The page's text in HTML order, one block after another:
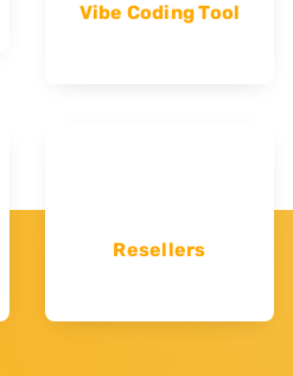
Vibe Coding Tool
Resellers